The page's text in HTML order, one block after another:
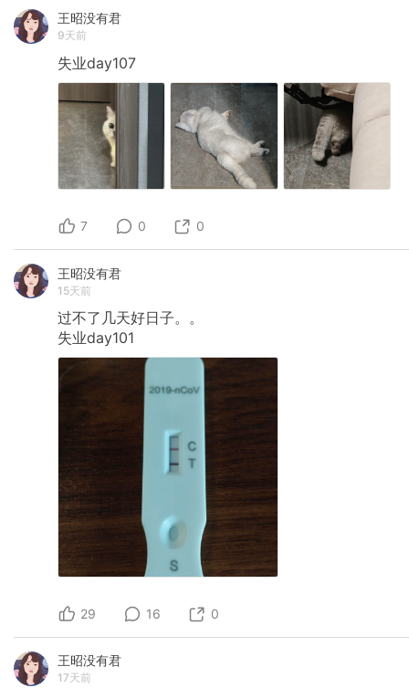
王昭没有君
9天前
失业day107
7 0 0
王昭没有君
15天前
过不了几天好日子。。
失业day101
29 16 0
王昭没有君
17天前